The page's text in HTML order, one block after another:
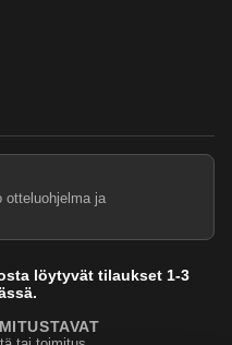
otteluohjelma ja
löytyvät tilaukset 1-3